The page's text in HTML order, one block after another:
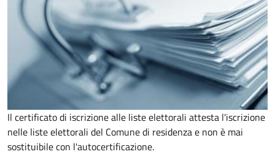
Il certificato di iscrizione alle liste elettorali attesta l'iscrizione
nelle liste elettorali del Comune di residenza e non è mai
sostituibile con l'autocertificazione.